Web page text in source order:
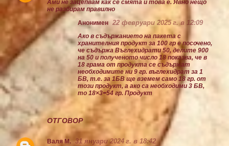
Ами не зацепвам как се смята и това е. Явно нещо
не разбирам правилно
ОТГОВОР
Анонимен 22 февруари 2025 г. в 12:09
Ако в съдържанието на пакета с
хранителния продукт за 100 гр е посочено,
че съдържа Въглехидрати 50, делите 900
на 50 и полученото число 18 показва, че в
18 грама от продукта се съдържат
необходимите ни 9 гр. въглехидрат за 1
БВ, т.е. за 1БВ ще вземем само 18 гр. от
този продукт, а ако са необходими 3 БВ,
то 18×3=54 гр. Продукт
Валя М. 31 януари 2024 г. в 18:42